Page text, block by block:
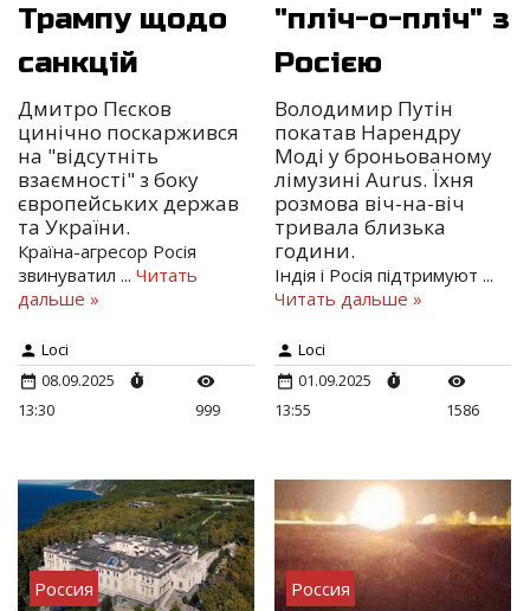
Трампу щодо
санкцій
Дмитро Пєсков
цинічно поскаржився
на "відсутніть
взаємності" з боку
європейських держав
та України.
Країна-агресор Росія
звинуватил ... Читать
дальше »
Loci
08.09.2025
13:30
999
"пліч-о-пліч" з
Росією
Володимир Путін
покатав Нарендру
Моді у броньованому
лімузині Aurus. Їхня
розмова віч-на-віч
тривала близька
години.
Індія і Росія підтримуют...
Читать дальше »
Loci
01.09.2025
13:55
1586
Россия Россия